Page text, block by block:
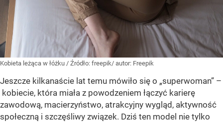
Kobieta leżąca w łóżku / Źródło: freepik/ autor: Freepik
Jeszcze kilkanaście lat temu mówiło się o „superwoman” –
kobiecie, która miała z powodzeniem łączyć karierę
zawodową, macierzyństwo, atrakcyjny wygląd, aktywność
społeczną i szczęśliwy związek. Dziś ten model nie tylko